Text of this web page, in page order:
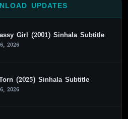
UPDATES
Girl (2001) Sinhala Subtitle
2026
(2025) Sinhala Subtitle
2026